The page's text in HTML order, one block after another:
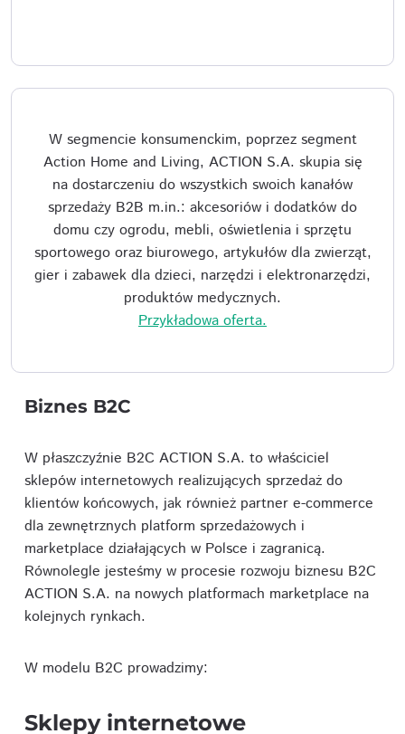
W segmencie konsumenckim, poprzez segment
Action Home and Living, ACTION S.A. skupia się
na dostarczeniu do wszystkich swoich kanałów
sprzedaży B2B m.in.: akcesoriów i dodatków do
domu czy ogrodu, mebli, oświetlenia i sprzętu
sportowego oraz biurowego, artykułów dla zwierząt,
gier i zabawek dla dzieci, narzędzi i elektronarzędzi,
produktów medycznych.
Przykładowa oferta.
Biznes B2C
W płaszczyźnie B2C ACTION S.A. to właściciel
sklepów internetowych realizujących sprzedaż do
klientów końcowych, jak również partner e-commerce
dla zewnętrznych platform sprzedażowych i
marketplace działających w Polsce i zagranicą.
Równolegle jesteśmy w procesie rozwoju biznesu B2C
ACTION S.A. na nowych platformach marketplace na
kolejnych rynkach.
W modelu B2C prowadzimy:
Sklepy internetowe